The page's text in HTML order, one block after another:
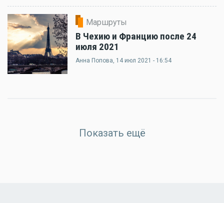
Маршруты
В Чехию и Францию после 24
июля 2021
Анна Попова, 14 июл 2021 - 16:54
Показать ещё